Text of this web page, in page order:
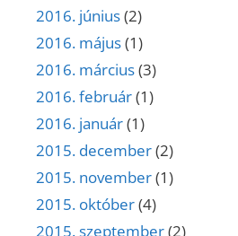
2016. június(2)
2016. május(1)
2016. március(3)
2016. február(1)
2016. január(1)
2015. december(2)
2015. november(1)
2015. október(4)
2015. szeptember(2)